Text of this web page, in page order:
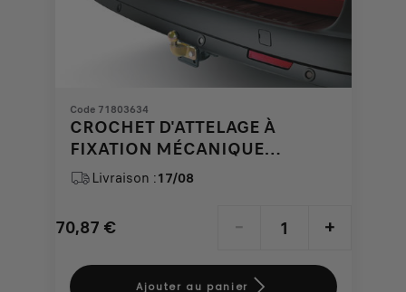
Code 71803634
CROCHET D'ATTELAGE À
FIXATION MÉCANIQUE
MONOBLOC POUR FIAT ET FIAT
PROFESSIONAL
Livraison :17/08
70,87 €
Price
- +
Quantity
updated
Ajouter au panier